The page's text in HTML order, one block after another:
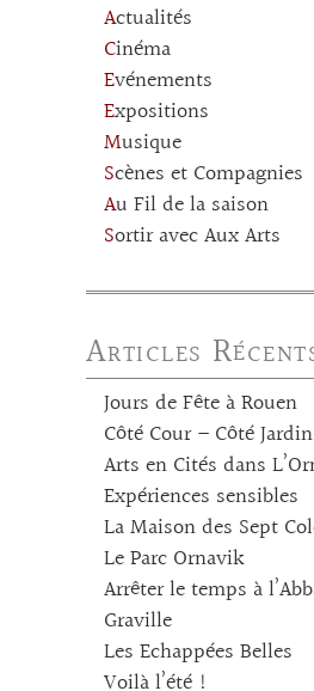
Actualités
Cinéma
Evénements
Expositions
Musique
Scènes et Compagnies
Au Fil de la saison
Sortir avec Aux Arts
Articles
Jours de Fête à Rouen
Côté Cour – Côté
Arts en Cités dans
Expériences sensibles
La Maison des Sept
Le Parc Ornavik
Arrêter le temps à
Graville
Les Echappées Belles
Voilà l’été !